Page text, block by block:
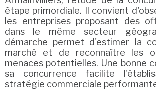
étape primordiale. Il convient
les entreprises proposant des
dans le même secteur
démarche permet d'estimer la
marché et de reconnaître les
menaces potentielles. Une bonne
sa concurrence facilite
stratégie commerciale